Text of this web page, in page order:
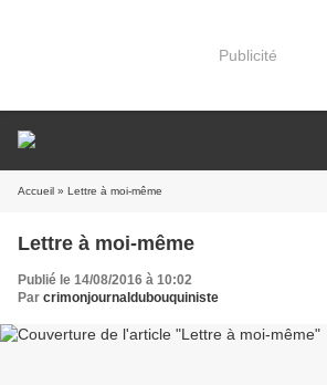
Publicité
Accueil » Lettre à moi-même
Lettre à moi-même
Publié le 14/08/2016 à 10:02
Par crimonjournaldubouquiniste